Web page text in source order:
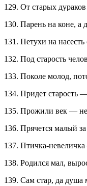
129. От старых
130. Парень на коне, а
131. Петухи на насесть
132. Под старость
133. Поколе молод,
134. Придет старость
135. Прожили век —
136. Прячется малый
137. Птичка-
138. Родился мал,
139. Сам стар, да душа